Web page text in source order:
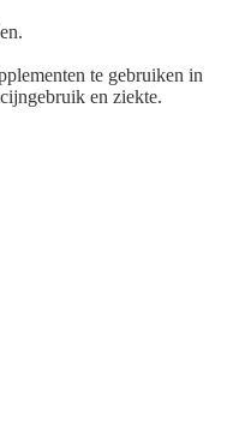
te gebruiken in
en ziekte.